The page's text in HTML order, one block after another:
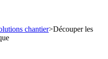
chantier>Découper les